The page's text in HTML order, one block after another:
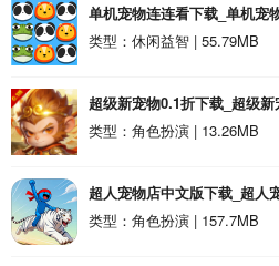
单机宠物连连看下载_单机宠
类型：休闲益智 | 55.79MB
超级新宠物0.1折下载_超级
类型：角色扮演 | 13.26MB
超人宠物店中文版下载_超人
安卓版
类型：角色扮演 | 157.7MB